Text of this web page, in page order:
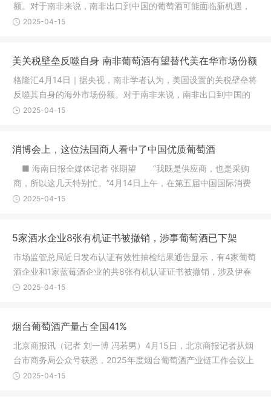
额。对于南非来说，南非出口到中国的葡萄酒可能面临新机遇，
取代美国葡萄酒的在华份额。南非学者认为，随着美国关税政策
2025-04-15
美关税壁垒反噬自身 南非葡萄酒有望替代美在华市场份额
格隆汇4月14日｜据央视，南非学者认为，美国设置的关税壁垒将
反噬其自身的海外市场份额。对于南非来说，南非出口到中国的
葡萄酒可能面临新机遇，取代美国葡萄酒的在华份额。南非学者
2025-04-15
消博会上，这位法国商人看中了中国优质葡萄酒
■ 海南日报全媒体记者 张期望 “我既是供应商，也是采购
商，所以这几天特别忙。”4月14日上午，在第五届中国国际消费
品博览会3号展馆内，来自法国的红酒商人杰弗瑞很忙，他要接待
2025-04-15
5家酒水企业8张有机证书被撤销，涉事葡萄酒已下架
市场监管总局近日发布认证有效性抽检结果通告显示，有4家葡萄
酒企业和1家蓝莓酒企业的共8张有机认证证书被撤销，涉及伊春
市森骄山特产品有限责任公司、甘肃红桥庄园葡萄酒有限公司、
2025-04-15
烟台葡萄酒产量占全国41%
北京商报讯（记者 刘一博 冯若男）4月15日，北京商报记者从烟
台市商务局公众号获悉，2025年度烟台葡萄酒产业链工作会议上
提及，三年来，烟台全链新增葡萄酒规上企业4户，总量达到23
2025-04-15